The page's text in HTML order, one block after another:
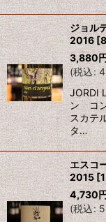
ジョル
2016 [
3,880
(税込:
JORDI
ン コ
スカテ
タ…
エスコ
2015[
4,730
(税込: